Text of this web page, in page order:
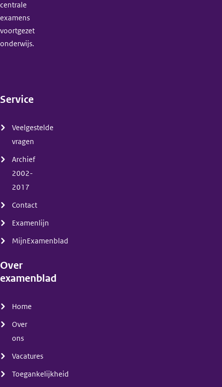
centrale
examens
voortgezet
onderwijs.
Service
Veelgestelde
vragen
Archief
2002-
2017
Contact
Examenlijn
MijnExamenblad
Over
examenblad
Home
Over
ons
Vacatures
Toegankelijkheid